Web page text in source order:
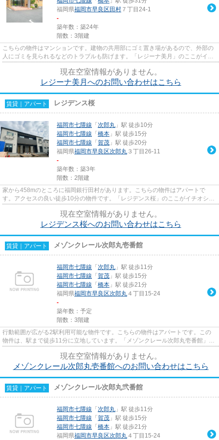
福岡県福岡市早良区 田村 ７丁目24-1
-
築年数：築24年
階数：3階建
こちらの物件はマンションです。建物の共用部にゴミ置き場があるので、外部の
人にゴミを見られるなどのトラブルも防げます。「レジーナ美月」のここがイチ
現在空室情報がありません。
レジーナ美月へのお問い合わせはこちら
賃貸｜アパート レジデンス桜
福岡市七隈線 「 次郎丸 」駅 徒歩10分
福岡市七隈線 「 橋本 」駅 徒歩15分
福岡市七隈線 「 賀茂 」駅 徒歩20分
福岡県福岡市早良区次郎丸 ３丁目26-11
-
築年数：築3年
階数：2階建
家から458mのところに福岡銀行田村があります。こちらの物件はアパートで
す。アクセスの良い徒歩10分の物件です。「レジデンス桜」のここがイチオシ。
現在空室情報がありません。
レジデンス桜へのお問い合わせはこちら
賃貸｜アパート メゾンクレール次郎丸壱番館
福岡市七隈線 「 次郎丸 」駅 徒歩11分
福岡市七隈線 「 賀茂 」駅 徒歩15分
福岡市七隈線 「 橋本 」駅 徒歩21分
福岡県福岡市早良区次郎丸 ４丁目15-24
-
築年数：予定
階数：3階建
行動範囲が広がる2駅利用可能な物件です。こちらの物件はアパートです。この
物件は、駅まで徒歩11分に立地しています。「メゾンクレール次郎丸壱番館」の
現在空室情報がありません。
メゾンクレール次郎丸壱番館へのお問い合わせはこちら
賃貸｜アパート メゾンクレール次郎丸弐番館
福岡市七隈線 「 次郎丸 」駅 徒歩11分
福岡市七隈線 「 賀茂 」駅 徒歩15分
福岡市七隈線 「 橋本 」駅 徒歩21分
福岡県福岡市早良区次郎丸 ４丁目15-24